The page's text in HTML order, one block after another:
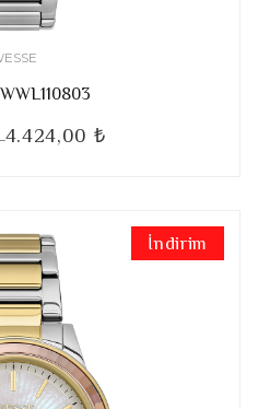
4.424,00 ₺
İndirim